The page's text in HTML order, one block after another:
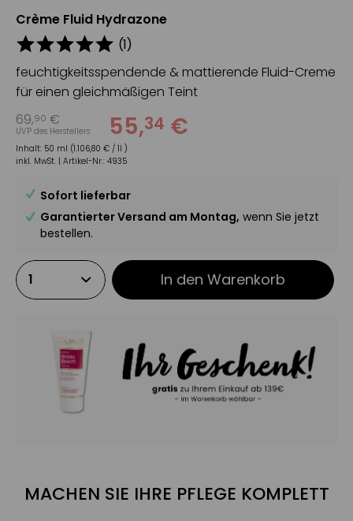
Crème Fluid Hydrazone
(1)
feuchtigkeitsspendende & mattierende Fluid-Creme
für einen gleichmäßigen Teint
69,90 €
UVP des Herstellers 55,34 €
Inhalt: 50 ml (1.106,80 € / 1l )
inkl. MwSt. | Artikel-Nr.: 4935
Sofort lieferbar
Garantierter Versand am Montag, wenn Sie jetzt
bestellen.
In den Warenkorb
MACHEN SIE IHRE PFLEGE KOMPLETT